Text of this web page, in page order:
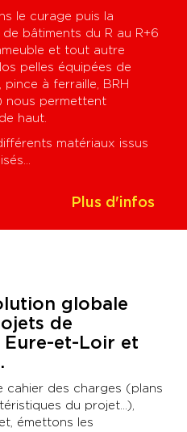
le curage puis la
bâtiments du R au R+6
et tout autre
pelles équipées de
à ferraille, BRH
nous permettent
haut.
matériaux issus
Plus d'infos
globale
de
Eure-et-Loir et
cahier des charges (plans
du projet...),
émettons les